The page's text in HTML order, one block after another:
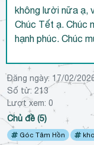
không lười nữa ạ,
Chúc Tết ạ. Chúc
hạnh phúc. Chúc
Đăng ngày: 17/02/
Số từ: 213
Lượt xem: 0
Chủ đề (5)
Góc Tâm Hồn